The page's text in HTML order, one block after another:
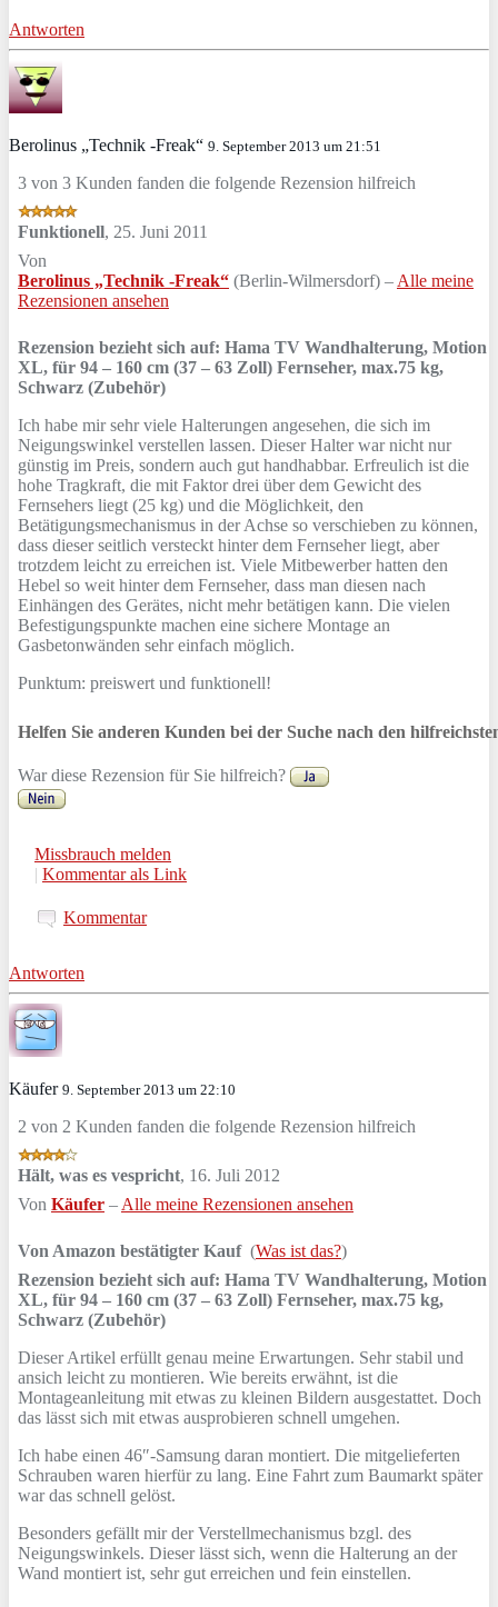
Antworten
Berolinus „Technik -Freak“ 9. September 2013 um 21:51
3 von 3 Kunden fanden die folgende Rezension hilfreich
Funktionell, 25. Juni 2011
Von
Berolinus „Technik -Freak“ (Berlin-Wilmersdorf) – Alle meine
Rezensionen ansehen
Rezension bezieht sich auf: Hama TV Wandhalterung, Motion
XL, für 94 – 160 cm (37 – 63 Zoll) Fernseher, max.75 kg,
Schwarz (Zubehör)
Ich habe mir sehr viele Halterungen angesehen, die sich im
Neigungswinkel verstellen lassen. Dieser Halter war nicht nur
günstig im Preis, sondern auch gut handhabbar. Erfreulich ist die
hohe Tragkraft, die mit Faktor drei über dem Gewicht des
Fernsehers liegt (25 kg) und die Möglichkeit, den
Betätigungsmechanismus in der Achse so verschieben zu können,
dass dieser seitlich versteckt hinter dem Fernseher liegt, aber
trotzdem leicht zu erreichen ist. Viele Mitbewerber hatten den
Hebel so weit hinter dem Fernseher, dass man diesen nach
Einhängen des Gerätes, nicht mehr betätigen kann. Die vielen
Befestigungspunkte machen eine sichere Montage an
Gasbetonwänden sehr einfach möglich.
Punktum: preiswert und funktionell!
Helfen Sie anderen Kunden bei der Suche nach den
War diese Rezension für Sie hilfreich?
Missbrauch melden
| Kommentar als Link
Kommentar
Antworten
Käufer 9. September 2013 um 22:10
2 von 2 Kunden fanden die folgende Rezension hilfreich
Hält, was es vespricht, 16. Juli 2012
Von Käufer – Alle meine Rezensionen ansehen
Von Amazon bestätigter Kauf (Was ist das?)
Rezension bezieht sich auf: Hama TV Wandhalterung, Motion
XL, für 94 – 160 cm (37 – 63 Zoll) Fernseher, max.75 kg,
Schwarz (Zubehör)
Dieser Artikel erfüllt genau meine Erwartungen. Sehr stabil und
ansich leicht zu montieren. Wie bereits erwähnt, ist die
Montageanleitung mit etwas zu kleinen Bildern ausgestattet. Doch
das lässt sich mit etwas ausprobieren schnell umgehen.
Ich habe einen 46″-Samsung daran montiert. Die mitgelieferten
Schrauben waren hierfür zu lang. Eine Fahrt zum Baumarkt später
war das schnell gelöst.
Besonders gefällt mir der Verstellmechanismus bzgl. des
Neigungswinkels. Dieser lässt sich, wenn die Halterung an der
Wand montiert ist, sehr gut erreichen und fein einstellen.